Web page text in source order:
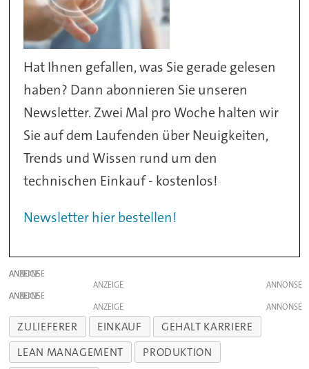
Hat Ihnen gefallen, was Sie gerade gelesen
haben? Dann abonnieren Sie unseren
Newsletter. Zwei Mal pro Woche halten wir
Sie auf dem Laufenden über Neuigkeiten,
Trends und Wissen rund um den
technischen Einkauf - kostenlos!
Newsletter hier bestellen!
ANZEIGE
ANZEIGE
ANZEIGE
ANZEIGE
ZULIEFERER EINKAUF
GEHALT KARRIERE
LEAN MANAGEMENT
PRODUKTION